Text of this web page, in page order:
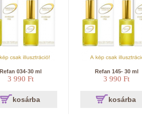
Refan 034-30 ml
3 990 Ft
kosárba
Refan 145- 30 ml
3 990 Ft
kosárba